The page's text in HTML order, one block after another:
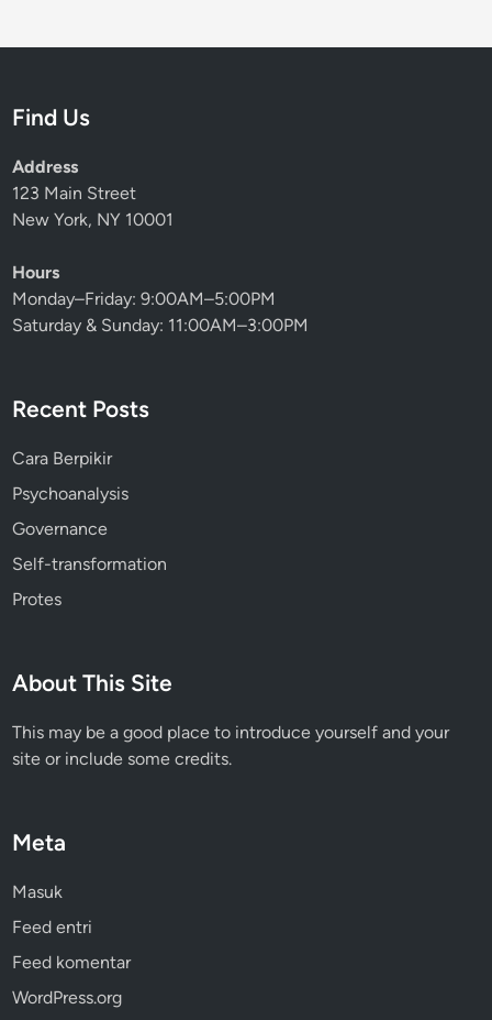
Find Us
Address
123 Main Street
New York, NY 10001
Hours
Monday–Friday: 9:00AM–5:00PM
Saturday & Sunday: 11:00AM–3:00PM
Recent Posts
Cara Berpikir
Psychoanalysis
Governance
Self-transformation
Protes
About This Site
This may be a good place to introduce yourself and your
site or include some credits.
Meta
Masuk
Feed entri
Feed komentar
WordPress.org